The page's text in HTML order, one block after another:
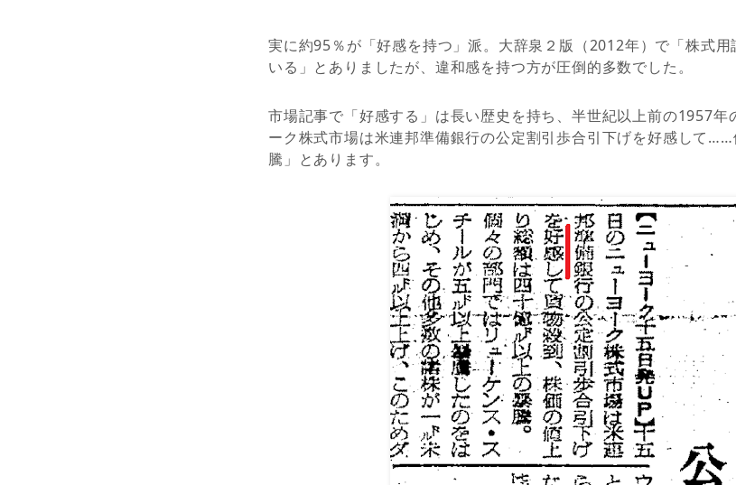
実に約95％が「好感を持つ」派。大辞泉２版（2012年）で「株式
いる」とありましたが、違和感を持つ方が圧倒的多数でした。
市場記事で「好感する」は長い歴史を持ち、半世紀以上前の1957年
ーク株式市場は米連邦準備銀行の公定割引歩合引下げを好感して
騰」とあります。